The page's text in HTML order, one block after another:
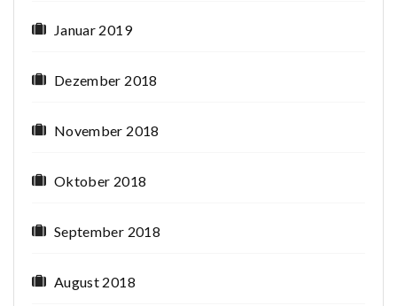
Januar 2019
Dezember 2018
November 2018
Oktober 2018
September 2018
August 2018